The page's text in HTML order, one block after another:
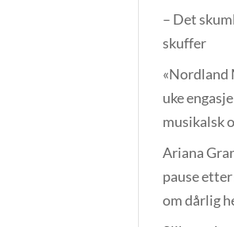
– Det
skuffer
uke
musikalsk
Ariana
pause
om dårlig